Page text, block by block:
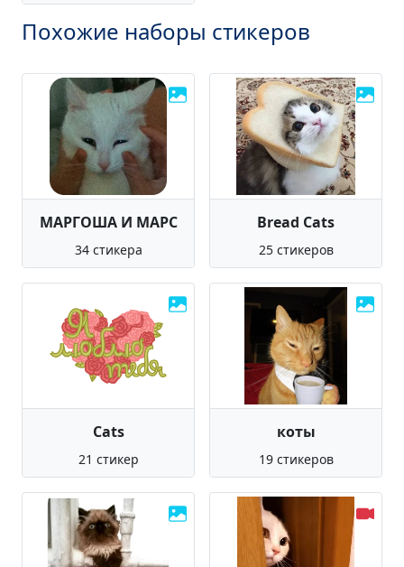
Похожие наборы стикеров
МАРГОША И МАРС
34 стикера
Bread Cats
25 стикеров
Cats
21 стикер
коты
19 стикеров